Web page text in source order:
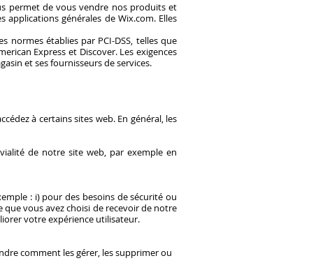
permet de vous vendre nos produits et
générales de Wix.com. Elles
normes établies par PCI-DSS, telles que
Express et Discover. Les exigences
et ses fournisseurs de services.
à certains sites web. En général, les
de notre site web, par exemple en
: i) pour des besoins de sécurité ou
vous avez choisi de recevoir de notre
votre expérience utilisateur.
comment les gérer, les supprimer ou